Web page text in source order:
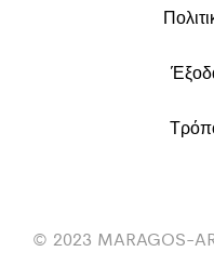
© 2023 MARAGOS-